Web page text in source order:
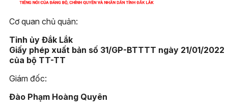
Cơ quan chủ quản:
Tỉnh ủy Đắk Lắk
Giấy phép xuất bản số 31/GP-BTTTT ngày 21/01/2022
của bộ TT-TT
Giám đốc:
Đào Phạm Hoàng Quyên